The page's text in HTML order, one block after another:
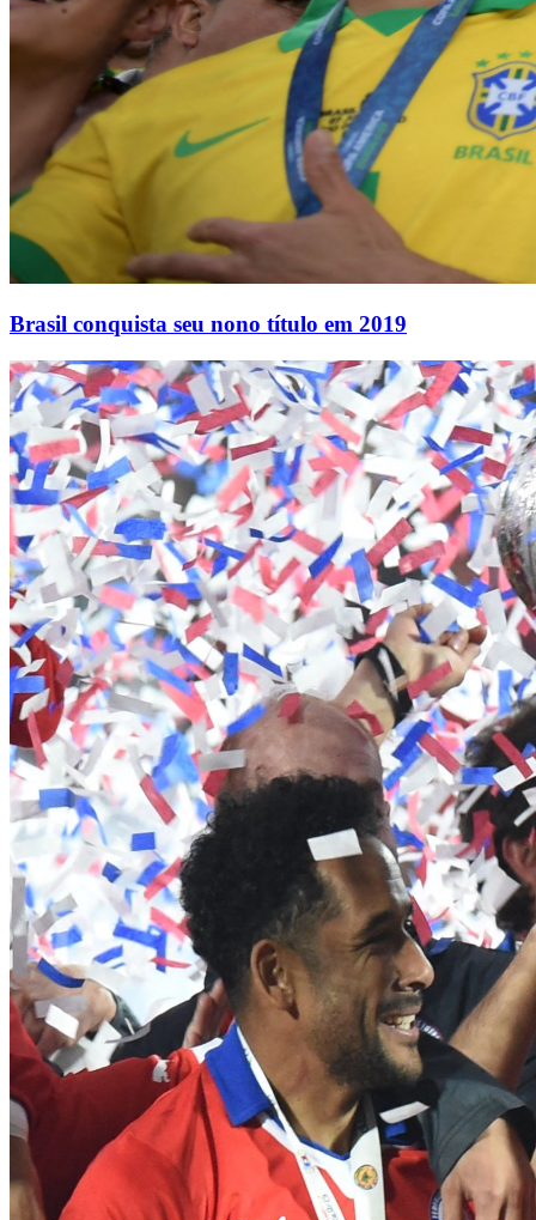
Brasil conquista seu nono título em 2019